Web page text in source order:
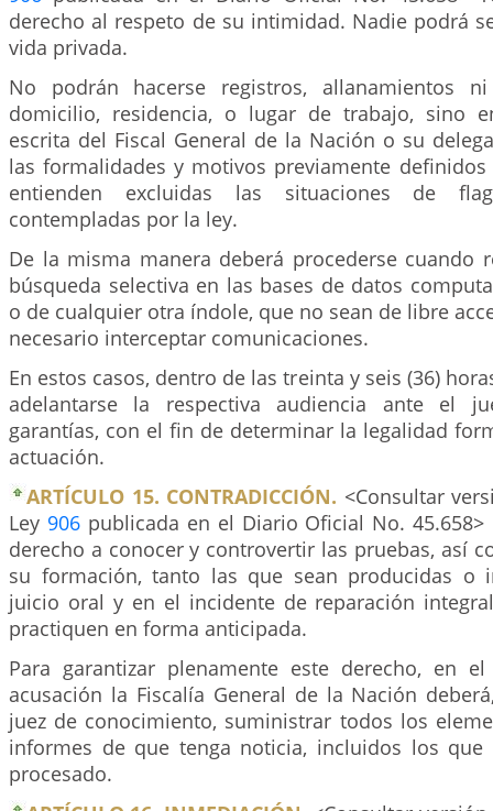
derecho al respeto de su intimidad. Nadie podrá
vida privada.
No podrán hacerse registros, allanamientos
domicilio, residencia, o lugar de trabajo, sino
escrita del Fiscal General de la Nación o su
las formalidades y motivos previamente definidos
entienden excluidas las situaciones de
contempladas por la ley.
De la misma manera deberá procederse cuando
búsqueda selectiva en las bases de datos
o de cualquier otra índole, que no sean de libre
necesario interceptar comunicaciones.
En estos casos, dentro de las treinta y seis (36)
adelantarse la respectiva audiencia ante el
garantías, con el fin de determinar la legalidad
actuación.
ARTÍCULO 15. CONTRADICCIÓN. <Consultar
Ley 906publicada en el Diario Oficial No. 45.658>
derecho a conocer y controvertir las pruebas, así
su formación, tanto las que sean producidas o
juicio oral y en el incidente de reparación
practiquen en forma anticipada.
Para garantizar plenamente este derecho, en
acusación la Fiscalía General de la Nación
juez de conocimiento, suministrar todos los
informes de que tenga noticia, incluidos los que
procesado.